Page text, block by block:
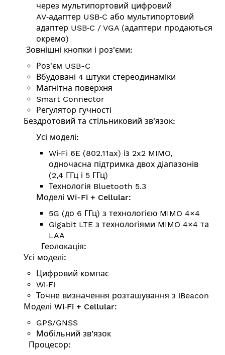
через мультипортовий цифровий
AV‑адаптер USB‑C або мультипортовий
адаптер USB‑C / VGA (адаптери продаються
окремо)
Зовнішні кнопки і роз'єми:
Роз'єм USB-C
Вбудовані 4 штуки стереодинаміки
Магнітна поверхня
Smart Connector
Регулятор гучності
Бездротовий та стільниковий зв'язок:
Усі моделі:
Wi‑Fi 6E (802.11ax) із 2x2 MIMO,
одночасна підтримка двох діапазонів
(2,4 ГГц і 5 ГГц)
Технологія Bluetooth 5.3
Моделі Wi-Fi + Cellular:
5G (до 6 ГГц) з технологією MIMO 4×4
Gigabit LTE з технологіями MIMO 4×4 та
LAA
Геолокація:
Усі моделі:
Цифровий компас
Wi‑Fi
Точне визначення розташування з iBeacon
Моделі Wi‑Fi + Cellular:
GPS/GNSS
Мобільний зв’язок
Процесор: